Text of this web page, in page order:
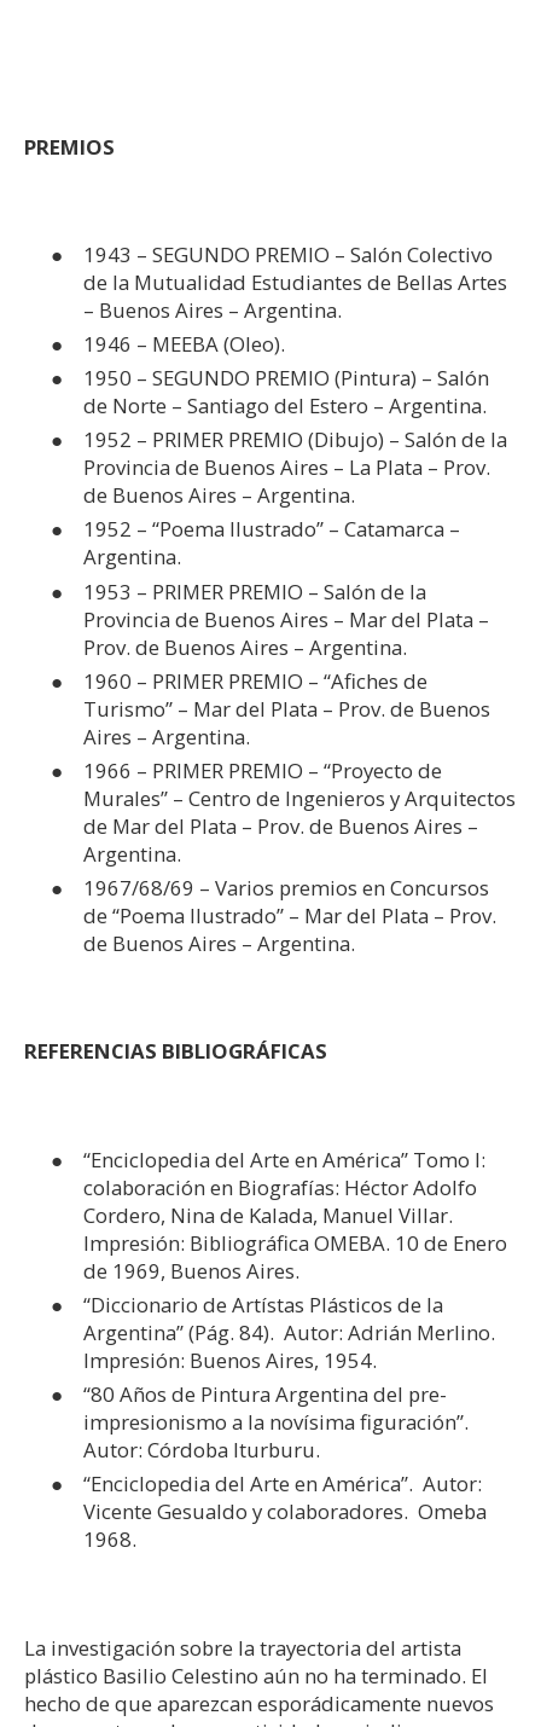
PREMIOS
1943 – SEGUNDO PREMIO – Salón Colectivo
de la Mutualidad Estudiantes de Bellas Artes
– Buenos Aires – Argentina.
1946 – MEEBA (Oleo).
1950 – SEGUNDO PREMIO (Pintura) – Salón
de Norte – Santiago del Estero – Argentina.
1952 – PRIMER PREMIO (Dibujo) – Salón de la
Provincia de Buenos Aires – La Plata – Prov.
de Buenos Aires – Argentina.
1952 – “Poema Ilustrado” – Catamarca –
Argentina.
1953 – PRIMER PREMIO – Salón de la
Provincia de Buenos Aires – Mar del Plata –
Prov. de Buenos Aires – Argentina.
1960 – PRIMER PREMIO – “Afiches de
Turismo” – Mar del Plata – Prov. de Buenos
Aires – Argentina.
1966 – PRIMER PREMIO – “Proyecto de
Murales” – Centro de Ingenieros y Arquitectos
de Mar del Plata – Prov. de Buenos Aires –
Argentina.
1967/68/69 – Varios premios en Concursos
de “Poema Ilustrado” – Mar del Plata – Prov.
de Buenos Aires – Argentina.
REFERENCIAS BIBLIOGRÁFICAS
“Enciclopedia del Arte en América” Tomo I:
colaboración en Biografías: Héctor Adolfo
Cordero, Nina de Kalada, Manuel Villar.
Impresión: Bibliográfica OMEBA. 10 de Enero
de 1969, Buenos Aires.
“Diccionario de Artístas Plásticos de la
Argentina” (Pág. 84). Autor: Adrián Merlino.
Impresión: Buenos Aires, 1954.
“80 Años de Pintura Argentina del pre-
impresionismo a la novísima figuración”.
Autor: Córdoba Iturburu.
“Enciclopedia del Arte en América”. Autor:
Vicente Gesualdo y colaboradores. Omeba
1968.
La investigación sobre la trayectoria del artista
plástico Basilio Celestino aún no ha terminado. El
hecho de que aparezcan esporádicamente nuevos